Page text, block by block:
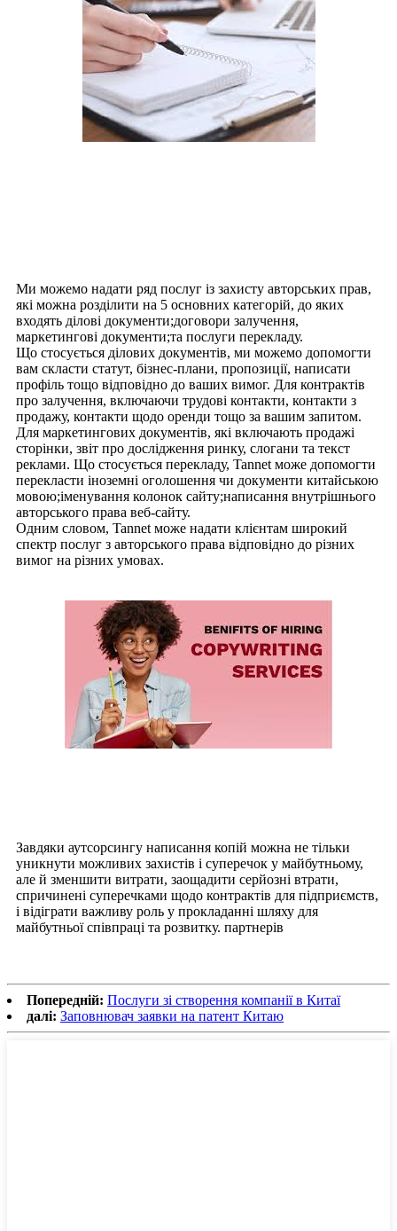
Ми можемо надати ряд послуг із захисту авторських прав,
які можна розділити на 5 основних категорій, до яких
входять ділові документи;договори залучення,
маркетингові документи;та послуги перекладу.
Що стосується ділових документів, ми можемо допомогти
вам скласти статут, бізнес-плани, пропозиції, написати
профіль тощо відповідно до ваших вимог. Для контрактів
про залучення, включаючи трудові контакти, контакти з
продажу, контакти щодо оренди тощо за вашим запитом.
Для маркетингових документів, які включають продажі
сторінки, звіт про дослідження ринку, слогани та текст
реклами. Що стосується перекладу, Tannet може допомогти
перекласти іноземні оголошення чи документи китайською
мовою;іменування колонок сайту;написання внутрішнього
авторського права веб-сайту.
Одним словом, Tannet може надати клієнтам широкий
спектр послуг з авторського права відповідно до різних
вимог на різних умовах.
Завдяки аутсорсингу написання копій можна не тільки
уникнути можливих захистів і суперечок у майбутньому,
але й зменшити витрати, заощадити серйозні втрати,
спричинені суперечками щодо контрактів для підприємств,
і відіграти важливу роль у прокладанні шляху для
майбутньої співпраці та розвитку. партнерів
Попередній: Послуги зі створення компанії в Китаї
далі: Заповнювач заявки на патент Китаю